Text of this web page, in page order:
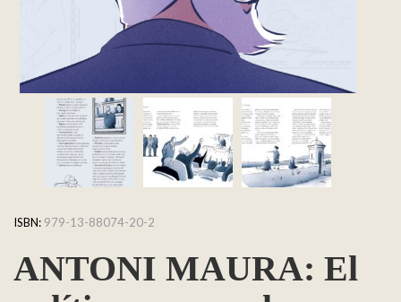
ISBN: 979-13-88074-20-2
ANTONI MAURA: El